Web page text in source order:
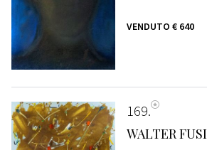
VENDUTO € 640
169
WALTER FUSI